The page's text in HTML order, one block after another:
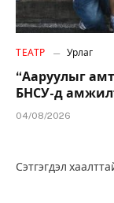
ТЕАТР Урлаг
“Ааруулыг
БНСУ-д
04/08/2026
Сэтгэгдэл